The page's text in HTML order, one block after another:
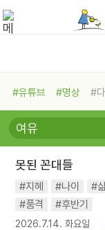
#유튜브 #명상 #
#비전캠프
#독서캠
#희망
#나눔 #친구
#독서
#건강
못된 꼰대들
#지혜 #나이 #
#품격
#후반기
2026.7.14. 화요일